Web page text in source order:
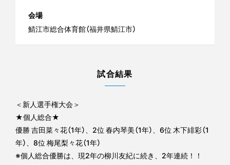
会場
鯖江市総合体育館（福井県鯖江市）
試合結果
＜新人選手権大会＞
★個人総合★
優勝 吉田菜々花（1年）、2位 春内琴美（1年）、6位 木下緋彩（1
年）、8位 梅尾梨々花（1年）
※個人総合優勝は、現2年の柳川友紀に続き、2年連続！！